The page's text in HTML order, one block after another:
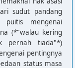
sudut pandang
mengenai
(*"walau kering
pernah tiada"*)
pentingnya
status masa